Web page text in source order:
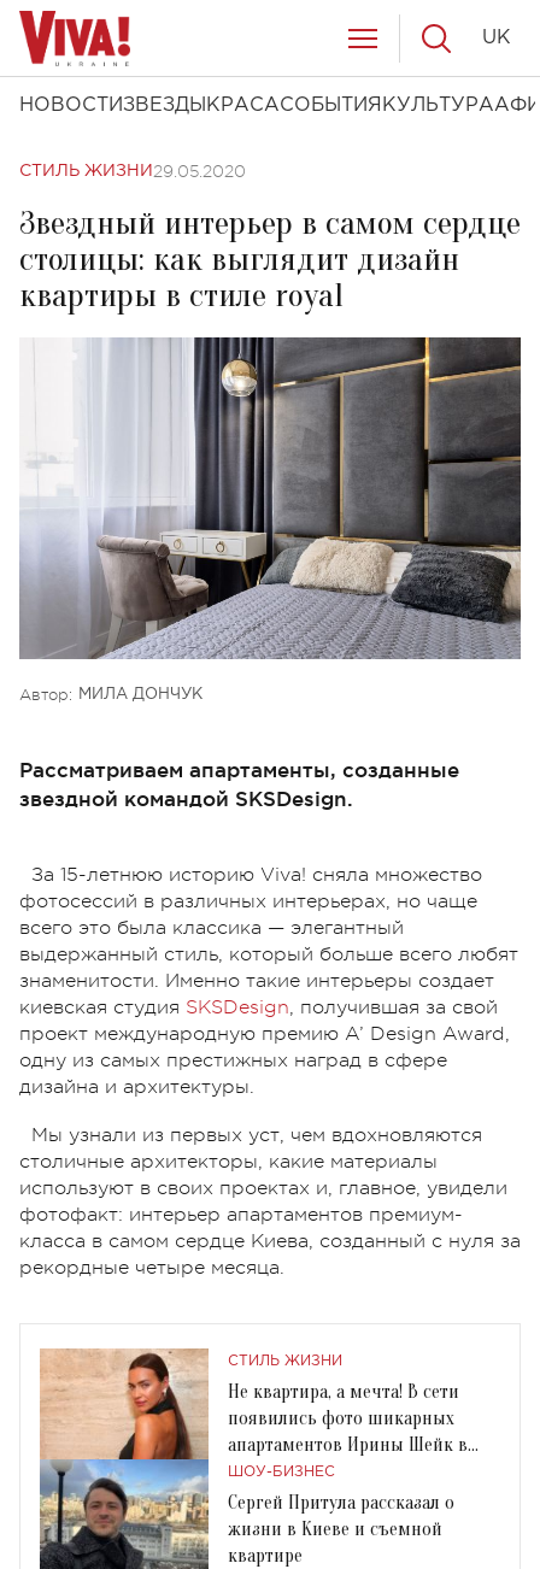
НОВОСТИ ЗВЕЗДЫ КРАСАСОБЫТИЯ КУЛЬТУРА
UK
СТИЛЬ ЖИЗНИ 29.05.2020
Звездный интерьер в самом сердце
столицы: как выглядит дизайн
квартиры в стиле royal
Автор: МИЛА ДОНЧУК
Рассматриваем апартаменты, созданные
звездной командой SKSDesign.
За 15-летнюю историю Viva! сняла множество
фотосессий в различных интерьерах, но чаще
всего это была классика — элегантный
выдержанный стиль, который больше всего любят
знаменитости. Именно такие интерьеры создает
киевская студия SKSDesign, получившая за свой
проект международную премию A’ Design Award,
одну из самых престижных наград в сфере
дизайна и архитектуры.
Мы узнали из первых уст, чем вдохновляются
столичные архитекторы, какие материалы
используют в своих проектах и, главное, увидели
фотофакт: интерьер апартаментов премиум-
класса в самом сердце Киева, созданный с нуля за
рекордные четыре месяца.
СТИЛЬ ЖИЗНИ
Не квартира, а мечта! В сети
появились фото шикарных
апартаментов Ирины Шейк в
центре Нью-Йорка
ШОУ-БИЗНЕС
Сергей Притула рассказал о
жизни в Киеве и съемной
квартире